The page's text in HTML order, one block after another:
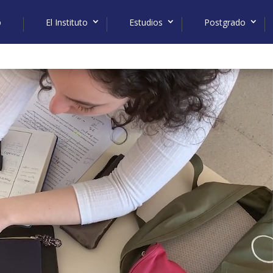
El Instituto Estudios Postgrado